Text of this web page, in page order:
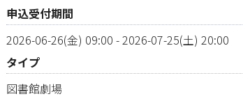
申込受付期間
2026-06-26(金) 09:00 -2026-07-25(土) 20:00
タイプ
図書館劇場